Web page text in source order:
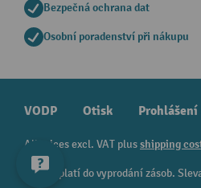
Bezpečná ochrana dat
Osobní poradenství při nákupu
VODP Otisk
All prices excl. VAT plusshipping
¹ Sleva platí do vyprodání zásob.